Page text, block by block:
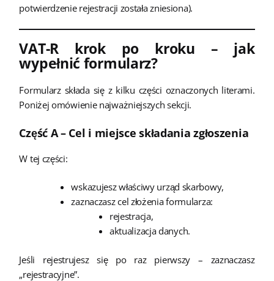
potwierdzenie rejestracji została zniesiona).
VAT-R krok po kroku – jak
wypełnić formularz?
Formularz składa się z kilku części oznaczonych literami.
Poniżej omówienie najważniejszych sekcji.
Część A – Cel i miejsce składania zgłoszenia
W tej części:
wskazujesz właściwy urząd skarbowy,
zaznaczasz cel złożenia formularza:
rejestracja,
aktualizacja danych.
Jeśli rejestrujesz się po raz pierwszy – zaznaczasz
„rejestracyjne”.